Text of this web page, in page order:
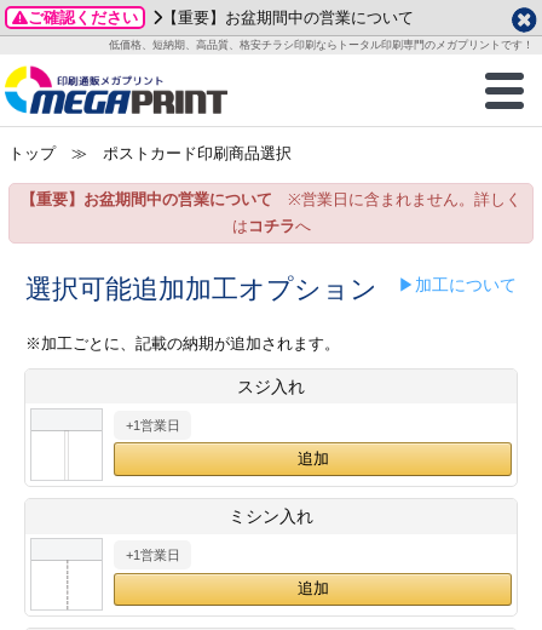
ご確認ください 【重要】お盆期間中の営業について
低価格、短納期、高品質、格安チラシ印刷ならトータル印刷専門のメガプリントです！
商品一覧
グッズ
ステッカー
ックカード印刷
業ツール印刷
＆盛り上げ印刷
ご利用ガイド
お客様へ
いて
方法
/送料について
刷
カード印刷
ックカード名刺
ムカード
型マル型印刷
ード印刷
データ作成ガイド
成前に
ガイド
加工指示ガイド
テンプレート
ード印刷
名刺印刷
ックカード
ード印刷
形マル型
一覧
わせ
り
プル請求
2026年 8月
月
火 水 木 金
土
1
3
4 5 6 7
8
15
24
25 26 27
29
土
1
2 3
9 10 11
12
14
15 16 17 18
19
26
28
29 30
トップ≫ ポストカード印刷商品選択
【重要】お盆期間中の営業について ※営業日に含まれません。詳しく
は コチラへ
選択可能追加加工オプション ▶加工について
※加工ごとに、記載の納期が追加されます。
スジ入れ
+1営業日
ミシン入れ
+1営業日